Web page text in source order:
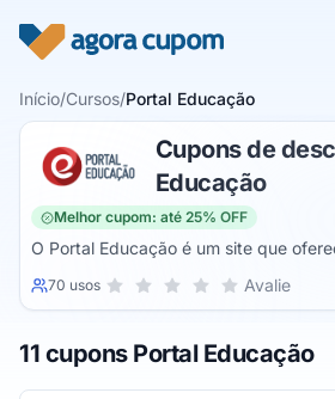
Início/Cursos/Portal Educação
Cupons de
Educação
Melhor cupom: até 25% OFF
O Portal Educação é um site que
diferentes áreas e permite que as
e já ganhou diversos prêmios. Conta
experientes de diferentes áreas
70 usosSua nota para Portal
5 estrelas
4 estrelas
3 estrelas
2 estrelas
1 estrela Avalie
11 cupons Portal Educação